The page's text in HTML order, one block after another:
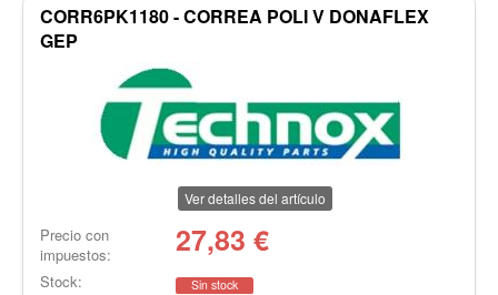
CORR6PK1180 - CORREA POLI V DONAFLEX
GEP
Ver detalles del artículo
Precio con
impuestos:
27,83 €
Stock: Sin stock